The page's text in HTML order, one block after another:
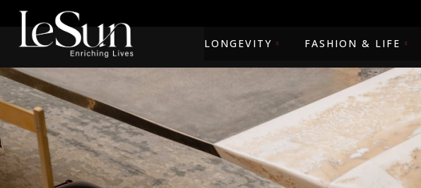
LONGEVITY FASHION & LIFE